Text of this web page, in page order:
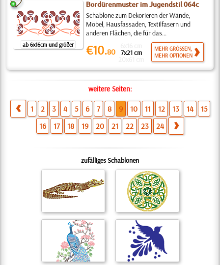
ab 6x16cm und größer
Bordürenmuster im Jugendstil 064c
Schablone zum Dekorieren der Wände,
Möbel, Hausfassaden, Textilfasern und
anderen Flächen, die für das...
€10.80 7x21 cm
MEHR GRÖSSEN,
MEHR OPTIONEN
weitere Seiten:
1 2 3 4 5 6 7 8 9 10 11 12 13 14
15
16
17 18 19 20 21 22 23 24
zufälliges Schablonen